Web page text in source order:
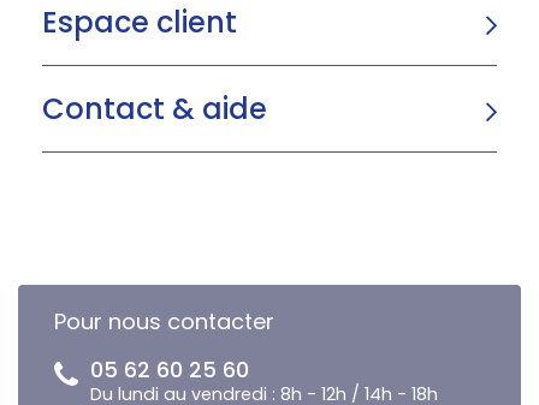
Espace client
Contact & aide
Pour nous contacter
05 62 60 25 60
Du lundi au vendredi : 8h - 12h / 14h - 18h